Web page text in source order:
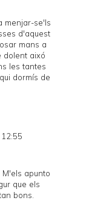
menjar-se'ls
d'aquest
mans a
dolent aixó
les tantes
dormís de
apunto
que els
bons.